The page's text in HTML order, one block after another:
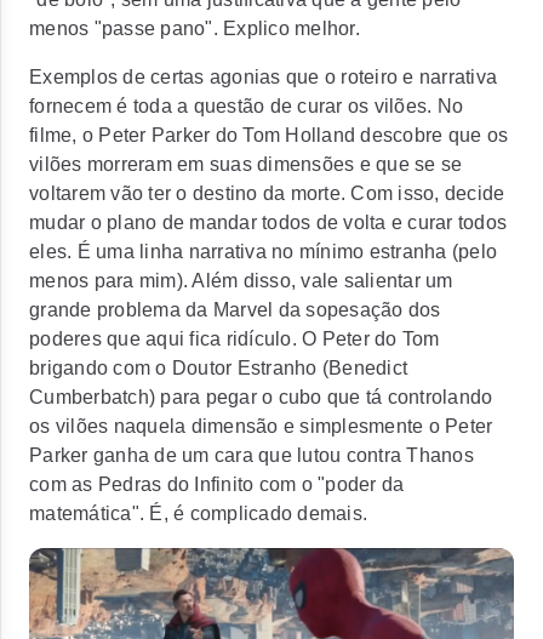
menos "passe pano". Explico melhor.
Exemplos de certas agonias que o roteiro e narrativa
fornecem é toda a questão de curar os vilões. No
filme, o Peter Parker do Tom Holland descobre que os
vilões morreram em suas dimensões e que se se
voltarem vão ter o destino da morte. Com isso, decide
mudar o plano de mandar todos de volta e curar todos
eles. É uma linha narrativa no mínimo estranha (pelo
menos para mim). Além disso, vale salientar um
grande problema da Marvel da sopesação dos
poderes que aqui fica ridículo. O Peter do Tom
brigando com o Doutor Estranho (Benedict
Cumberbatch) para pegar o cubo que tá controlando
os vilões naquela dimensão e simplesmente o Peter
Parker ganha de um cara que lutou contra Thanos
com as Pedras do Infinito com o "poder da
matemática". É, é complicado demais.